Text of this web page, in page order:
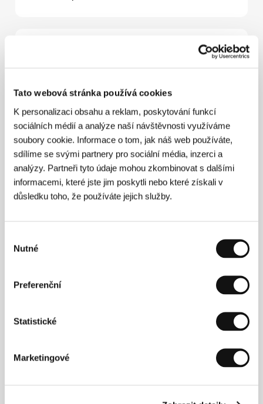
Tato webová stránka používá cookies
K personalizaci obsahu a reklam, poskytování funkcí
sociálních médií a analýze naší návštěvnosti využíváme
soubory cookie. Informace o tom, jak náš web používáte,
sdílíme se svými partnery pro sociální média, inzerci a
analýzy. Partneři tyto údaje mohou zkombinovat s dalšími
informacemi, které jste jim poskytli nebo které získali v
důsledku toho, že používáte jejich služby.
souhlasu
Nutné
Preferenční
Statistické
Marketingové
RežieValery Rybarev/ ScénářVladimír
Rybarev/ Kamera Valerij Murgant/Valery Mulgant
/ HudbaRoman Rjazancev/Roman Ryazantzev/
Producent Viktor Sergejev/Victor Sergeev/ Výroba
Lenfilm Studios, koprodukce/co-production
Belarus Film / HrajíVladimír Gosťuchin/Vladimir
Gostukhin, Alla Kluka, Taťjana Titova/Tatyana
Titova
Valerij Rybarev (1943, Saratov) vystudoval v roce